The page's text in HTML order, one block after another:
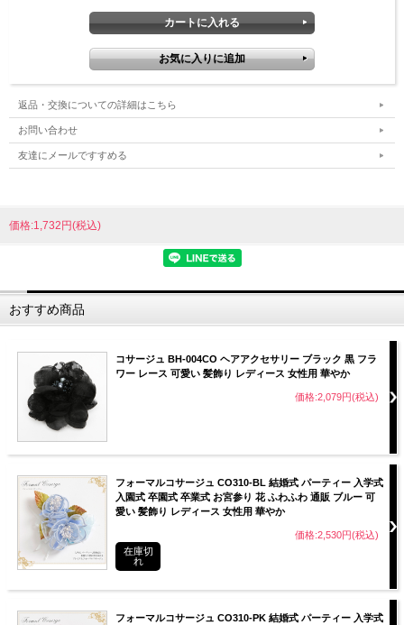
返品・交換についての詳細はこちら
お問い合わせ
友達にメールですすめる
価格:1,732円(税込)
おすすめ商品
コサージュ BH-004CO ヘアアクセサリー ブラック 黒 フラ
ワー レース 可愛い 髪飾り レディース 女性用 華やか
価格:2,079円(税込)
フォーマルコサージュ CO310-BL 結婚式 パーティー 入学式
入園式 卒園式 卒業式 お宮参り 花 ふわふわ 通販 ブルー 可
愛い 髪飾り レディース 女性用 華やか
価格:2,530円(税込)
在庫切
れ
フォーマルコサージュ CO310-PK 結婚式 パーティー 入学式